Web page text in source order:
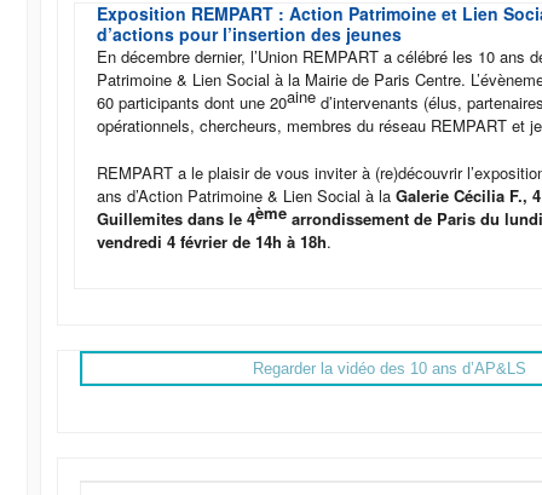
Exposition REMPART : Action Patrimoine et Lien
d’actions pour l’insertion des jeunes
En décembre dernier, l’Union REMPART a célébré les 10 ans
Patrimoine & Lien Social à la Mairie de Paris Centre.
60 participants dont une 20ained’intervenants (élus,
opérationnels, chercheurs, membres du réseau REMPART et
REMPART a le plaisir de vous inviter à (re)découvrir
ans d’Action Patrimoine & Lien Social à laGalerie Cécilia F.,
Guillemites dans le 4èmearrondissement de Parisdu
vendredi 4 février de 14h à 18h.
Regarder la vidéo des 10 ans d’AP&LS